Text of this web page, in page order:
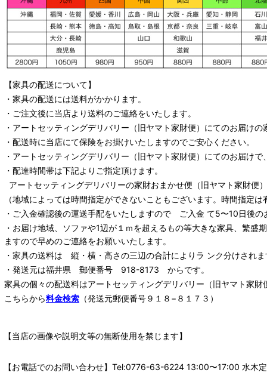
【家具の配送について】
・家具の配送には送料がかかります。
・ご注文後に当店より送料のご連絡をいたします。
・ アートセッティングデリバリー （旧ヤマト家財便） にてのお届けの
・配送時に当店にて保険をお掛けいたしますのでご安心ください。
・ アートセッティングデリバリー （旧ヤマト家財便） にてのお届けで
・配達時間帯は下記よりご指定頂けます。
アートセッティングデリバリーの家財おまかせ便 （旧ヤマト家財便
（地域によっては時間指定ができないこともございます。時間指定
・ご入金確認後の運送手配をいたしますので ご入金 て5〜10日後の
・お届け地域、ソファや1辺が１ｍを超えるもの等大きな家具、繁
ますので早めのご連絡をお願いいたします。
・家具の送料は 縦・横・高さの三辺の合計によりラ ンク分けされま
・発送元は福井県 郵便番号 918-8173 からです。
家具の個々の配送料はアートセッティングデリバリー （旧ヤマト家財
こちらから料金検索 （発送元郵便番号９１８−８１７３）
【当店の画像や説明文等の無断使用を禁じます】
【お電話でのお問い合わせ】Tel:0776-63-6224 13:00〜17:00 水木